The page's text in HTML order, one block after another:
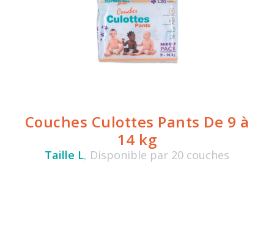
Couches Culottes Pants De 9 à
14 kg
Taille L, Disponible par 20 couches